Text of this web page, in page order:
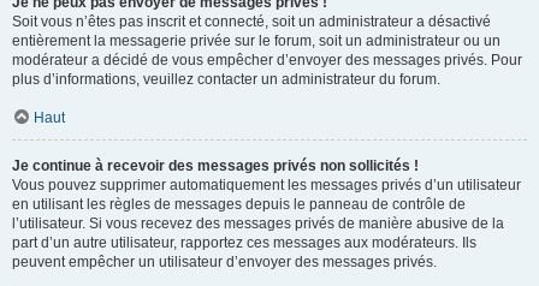
Soit vous n’êtes pas inscrit et connecté, soit un administrateur a désactivé
entièrement la messagerie privée sur le forum, soit un administrateur ou un
modérateur a décidé de vous empêcher d’envoyer des messages privés. Pour
plus d’informations, veuillez contacter un administrateur du forum.
Haut
Je continue à recevoir des messages privés non sollicités !
Vous pouvez supprimer automatiquement les messages privés d’un utilisateur
en utilisant les règles de messages depuis le panneau de contrôle de
l’utilisateur. Si vous recevez des messages privés de manière abusive de la
part d’un autre utilisateur, rapportez ces messages aux modérateurs. Ils
peuvent empêcher un utilisateur d’envoyer des messages privés.